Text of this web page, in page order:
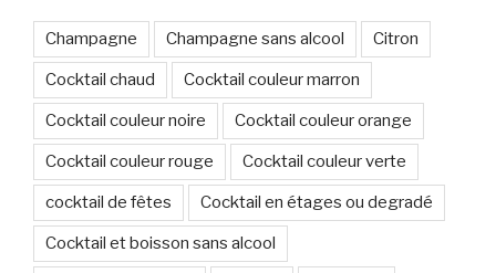
Champagne Champagne sans alcool Citron
Cocktail chaud Cocktail couleur marron
Cocktail couleur noire Cocktail couleur orange
Cocktail couleur rouge Cocktail couleur verte
cocktail de fêtes Cocktail en étages ou degradé
Cocktail et boisson sans alcool